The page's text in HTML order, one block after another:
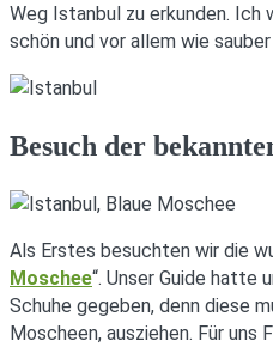
Weg Istanbul zu erkunden.
schön und vor allem wie
Besuch der
Als Erstes besuchten wir die
Moschee“. Unser Guide hatte
Schuhe gegeben, denn diese
Moscheen, ausziehen. Für uns